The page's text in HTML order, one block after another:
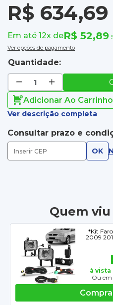
R$ 634,69
Em até 12x deR$ 52,89
Ver opções de pagamento
Quantidade:
Adicionar Ao Carrinho
Ver descrição completa
Consultar prazo e
OK
Quem
*Kit
2009
à
Ou em